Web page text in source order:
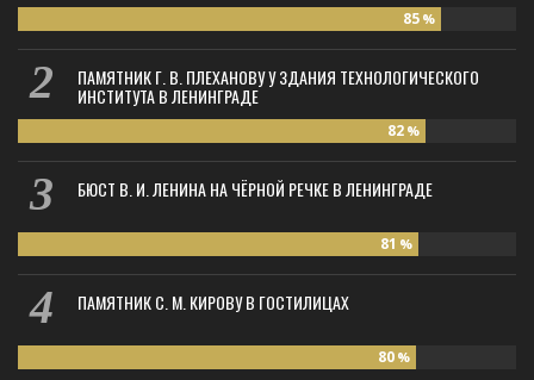
85 %
ПАМЯТНИК Г. В. ПЛЕХАНОВУ У ЗДАНИЯ ТЕХНОЛОГИЧЕСКОГО
ИНСТИТУТА В ЛЕНИНГРАДЕ
82 %
БЮСТ В. И. ЛЕНИНА НА ЧЁРНОЙ РЕЧКЕ В ЛЕНИНГРАДЕ
81 %
ПАМЯТНИК С. М. КИРОВУ В ГОСТИЛИЦАХ
80 %